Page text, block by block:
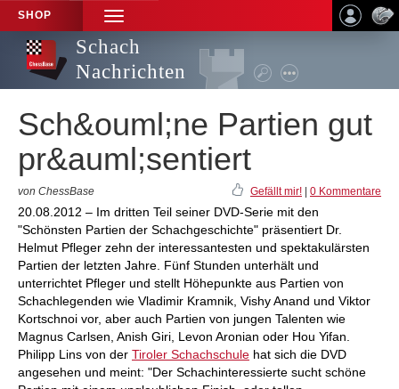
SHOP
TOGGLE
NAVIGATION
Schach
Nachrichten
Sch&ouml;ne Partien gut
pr&auml;sentiert
von ChessBase Gefällt mir! 0 Kommentare
20.08.2012 – Im dritten Teil seiner DVD-Serie mit den
"Schönsten Partien der Schachgeschichte" präsentiert Dr.
Helmut Pfleger zehn der interessantesten und spektakulärsten
Partien der letzten Jahre. Fünf Stunden unterhält und
unterrichtet Pfleger und stellt Höhepunkte aus Partien von
Schachlegenden wie Vladimir Kramnik, Vishy Anand und Viktor
Kortschnoi vor, aber auch Partien von jungen Talenten wie
Magnus Carlsen, Anish Giri, Levon Aronian oder Hou Yifan.
Philipp Lins von der Tiroler Schachschule hat sich die DVD
angesehen und meint: "Der Schachinteressierte sucht schöne